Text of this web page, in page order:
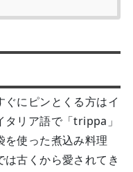
ぐにピンとくる方はイ
タリア語で「trippa」
を使った煮込み料理
古くから愛されてき